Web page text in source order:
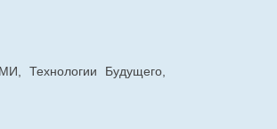
Технологии Будущего,